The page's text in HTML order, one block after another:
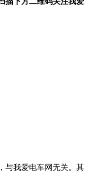
与我爱电车网无关。其